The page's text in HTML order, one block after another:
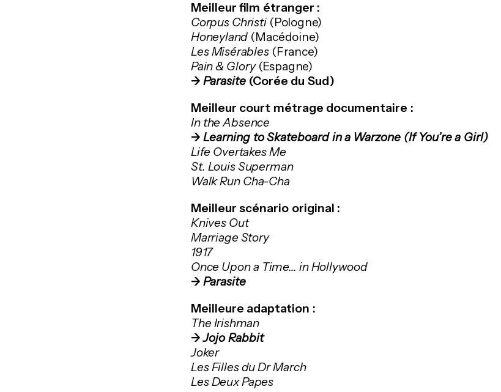
Meilleur film étranger :
Corpus Christi(Pologne)
Honeyland (Macédoine)
Les Misérables (France)
Pain & Glory(Espagne)
->Parasite (Corée du Sud)
Meilleur court métrage documentaire :
In the Absence
-> Learning to Skateboard in a Warzone (If You’re a Girl)
Life Overtakes Me
St. Louis Superman
Walk Run Cha-Cha
Meilleur scénario original :
Knives Out
Marriage Story
1917
Once Upon a Time... in Hollywood
-> Parasite
Meilleure adaptation :
The Irishman
->Jojo Rabbit
Joker
Les Filles du Dr March
Les Deux Papes